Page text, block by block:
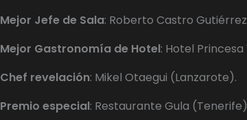
Mejor Jefe de Sala: Roberto Castro
Mejor Gastronomía de Hotel: Hotel
Chef revelación: Mikel Otaegui (Lanzarote).
Premio especial: Restaurante Gula